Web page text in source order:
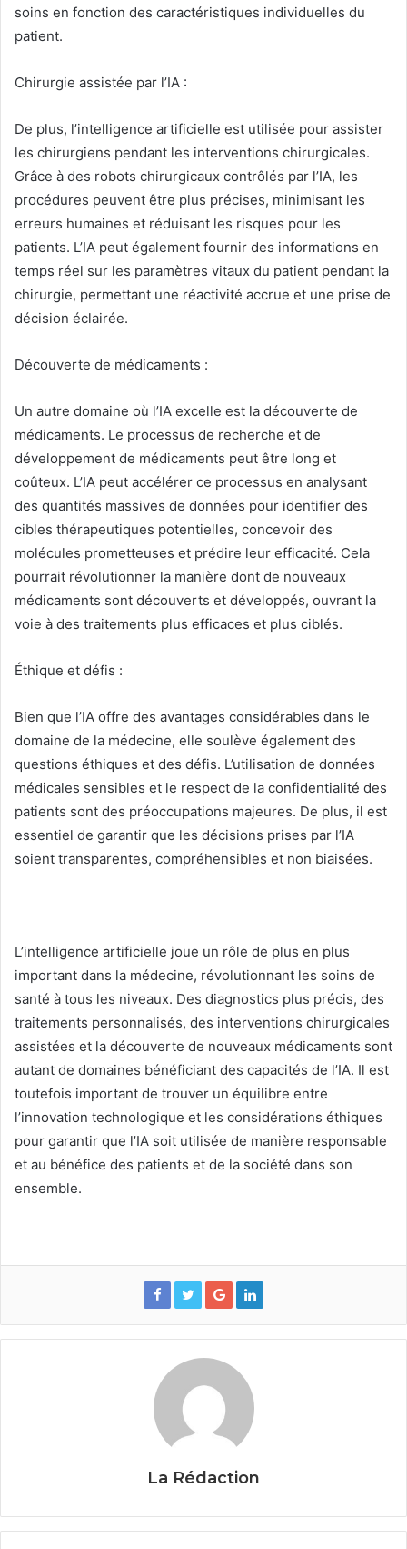
soins en fonction des caractéristiques individuelles du
patient.
Chirurgie assistée par l’IA :
De plus, l’intelligence artificielle est utilisée pour assister
les chirurgiens pendant les interventions chirurgicales.
Grâce à des robots chirurgicaux contrôlés par l’IA, les
procédures peuvent être plus précises, minimisant les
erreurs humaines et réduisant les risques pour les
patients. L’IA peut également fournir des informations en
temps réel sur les paramètres vitaux du patient pendant la
chirurgie, permettant une réactivité accrue et une prise de
décision éclairée.
Découverte de médicaments :
Un autre domaine où l’IA excelle est la découverte de
médicaments. Le processus de recherche et de
développement de médicaments peut être long et
coûteux. L’IA peut accélérer ce processus en analysant
des quantités massives de données pour identifier des
cibles thérapeutiques potentielles, concevoir des
molécules prometteuses et prédire leur efficacité. Cela
pourrait révolutionner la manière dont de nouveaux
médicaments sont découverts et développés, ouvrant la
voie à des traitements plus efficaces et plus ciblés.
Éthique et défis :
Bien que l’IA offre des avantages considérables dans le
domaine de la médecine, elle soulève également des
questions éthiques et des défis. L’utilisation de données
médicales sensibles et le respect de la confidentialité des
patients sont des préoccupations majeures. De plus, il est
essentiel de garantir que les décisions prises par l’IA
soient transparentes, compréhensibles et non biaisées.
L’intelligence artificielle joue un rôle de plus en plus
important dans la médecine, révolutionnant les soins de
santé à tous les niveaux. Des diagnostics plus précis, des
traitements personnalisés, des interventions chirurgicales
assistées et la découverte de nouveaux médicaments sont
autant de domaines bénéficiant des capacités de l’IA. Il est
toutefois important de trouver un équilibre entre
l’innovation technologique et les considérations éthiques
pour garantir que l’IA soit utilisée de manière responsable
et au bénéfice des patients et de la société dans son
ensemble.
La Rédaction